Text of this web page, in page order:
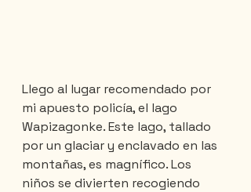
Llego al lugar recomendado por
mi apuesto policía, el lago
Wapizagonke. Este lago, tallado
por un glaciar y enclavado en las
montañas, es magnífico. Los
niños se divierten recogiendo